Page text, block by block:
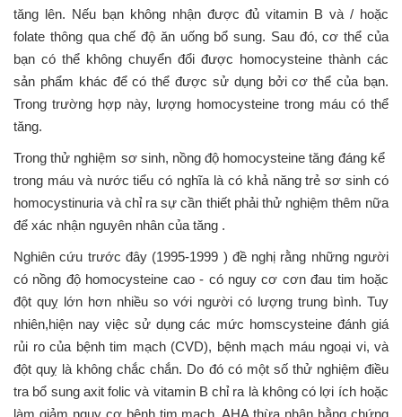
tăng lên. Nếu bạn không nhận được đủ vitamin B và / hoặc
folate thông qua chế độ ăn uống bổ sung. Sau đó, cơ thể của
bạn có thể không chuyển đổi được homocysteine thành ​​các
sản phẩm khác để có thể được sử dụng bởi cơ thể của bạn.
Trong trường hợp này, lượng homocysteine ​​trong máu có thể
tăng.
Trong thử nghiệm sơ sinh, nồng độ homocysteine tăng đáng kể ​​
trong máu và nước tiểu có nghĩa là có khả năng trẻ sơ sinh có
homocystinuria và chỉ ra sự cần thiết phải thử nghiệm thêm nữa
để xác nhận nguyên nhân của tăng .
Nghiên cứu trước đây (1995-1999 ) đề nghị rằng những người
có nồng độ homocysteine ​​cao - có nguy cơ cơn đau tim hoặc
đột quỵ lớn hơn nhiều so với người có lượng trung bình. Tuy
nhiên,hiện nay việc sử dụng các mức homscysteine ​​đánh giá
rủi ro của bệnh tim mạch (CVD), bệnh mạch máu ngoại vi, và
đột quỵ là không chắc chắn. Do đó có một số thử nghiệm điều
tra bổ sung axit folic và vitamin B chỉ ra là không có lợi ích hoặc
làm giảm nguy cơ bệnh tim mạch. AHA thừa nhận bằng chứng